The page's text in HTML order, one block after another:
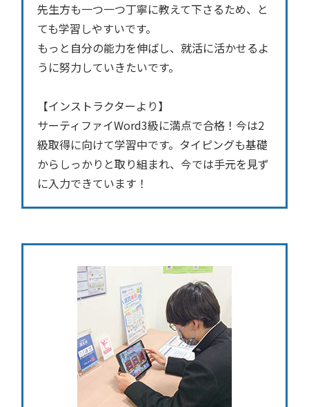
先生方も一つ一つ丁寧に教えて下さるため、と
ても学習しやすいです。
もっと自分の能力を伸ばし、就活に活かせるよ
うに努力していきたいです。
【インストラクターより】
サーティファイWord3級に満点で合格！今は2
級取得に向けて学習中です。タイピングも基礎
からしっかりと取り組まれ、今では手元を見ず
に入力できています！